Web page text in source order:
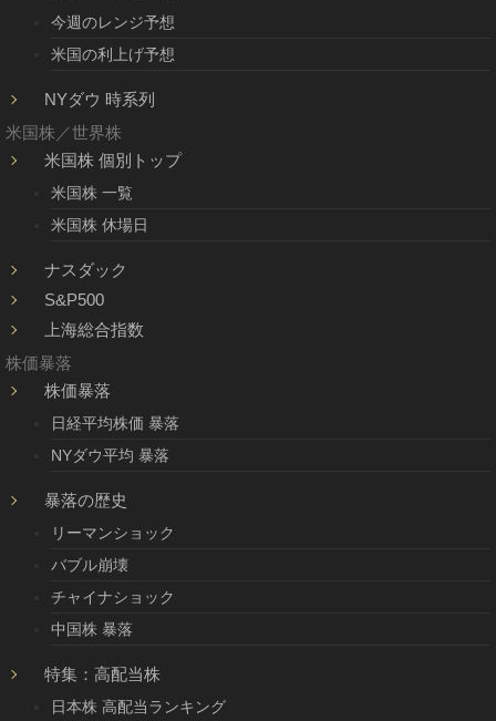
今週のレンジ予想
米国の利上げ予想
NYダウ 時系列
米国株／世界株
米国株 個別トップ
米国株 一覧
米国株 休場日
ナスダック
S&P500
上海総合指数
株価暴落
株価暴落
日経平均株価 暴落
NYダウ平均 暴落
暴落の歴史
リーマンショック
バブル崩壊
チャイナショック
中国株 暴落
特集：高配当株
日本株 高配当ランキング